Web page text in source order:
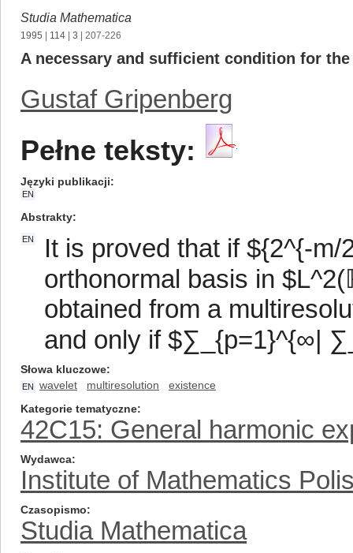
Studia Mathematica
1995 114 3 | 207-226
A necessary and sufficient condition for
Gustaf Gripenberg
Pełne teksty:
Języki publikacji
EN
Abstrakty
EN
It is proved that if ${2^{-
orthonormal basis in
obtained from a
and only if $∑_{p=1}^{∞|
Słowa kluczowe
EN wavelet multiresolution
existence
Kategorie tematyczne
42C15: General harmonic
Wydawca
Institute of Mathematics
Czasopismo
Studia Mathematica